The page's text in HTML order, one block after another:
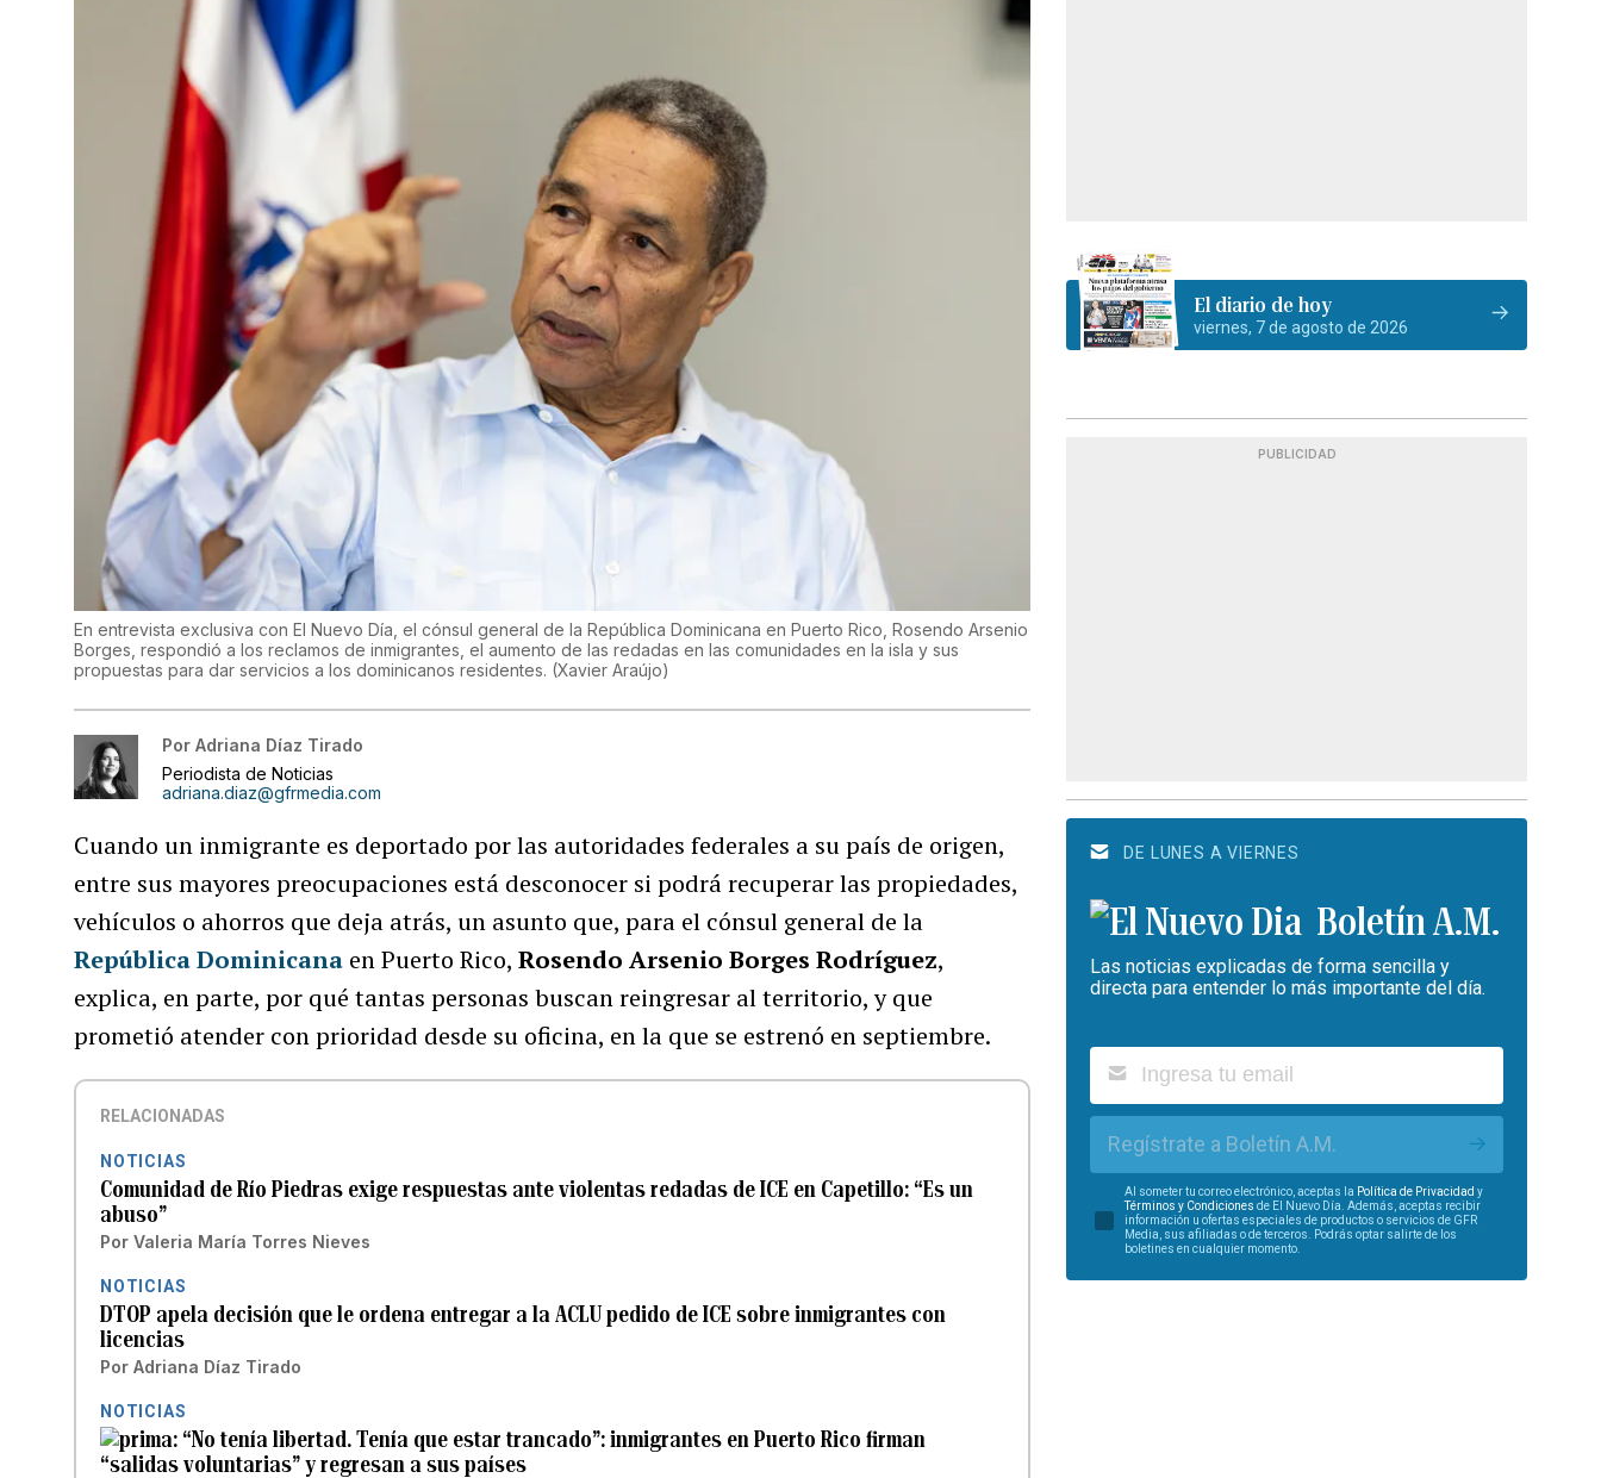
En entrevista exclusiva con El Nuevo Día, el cónsul general de la República Dominicana en Puerto Rico, Rosendo Arsenio
Borges, respondió a los reclamos de inmigrantes, el aumento de las redadas en las comunidades en la isla y sus
propuestas para dar servicios a los dominicanos residentes. (Xavier Araújo)
Por Adriana Díaz Tirado
Periodista de Noticias
adriana.diaz@gfrmedia.com
Cuando un inmigrante es deportado por las autoridades federales a su país de origen,
entre sus mayores preocupaciones está desconocer si podrá recuperar las propiedades,
vehículos o ahorros que deja atrás, un asunto que, para el cónsul general de la
República Dominicana en Puerto Rico,Rosendo Arsenio Borges Rodríguez,
explica, en parte, por qué tantas personas buscan reingresar al territorio, y que
prometió atender con prioridad desde su oficina, en la que se estrenó en septiembre.
RELACIONADAS
NOTICIAS
Comunidad de Río Piedras exige respuestas ante violentas redadas de ICE en Capetillo: “Es un
abuso”
Por Valeria María Torres Nieves
NOTICIAS
DTOP apela decisión que le ordena entregar a la ACLU pedido de ICE sobre inmigrantes con
licencias
Por Adriana Díaz Tirado
NOTICIAS
“No tenía libertad. Tenía que estar trancado”: inmigrantes en Puerto Rico firman
“salidas voluntarias” y regresan a sus países
El diario de hoy
viernes, 7 de agosto de 2026
PUBLICIDAD
DE LUNES A VIERNES
Boletín A.M.
Las noticias explicadas de forma sencilla y
directa para entender lo más importante del día.
Regístrate a Boletín A.M.
Al someter tu correo electrónico, aceptas la Política de Privacidad y
Términos y Condiciones de El Nuevo Día. Además, aceptas recibir
información u ofertas especiales de productos o servicios de GFR
Media, sus afiliadas o de terceros. Podrás optar salirte de los
boletines en cualquier momento.